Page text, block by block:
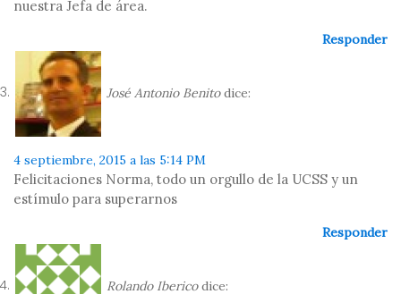
nuestra Jefa de área.
Responder
José Antonio Benito dice:
4 septiembre, 2015 a las 5:14 PM
Felicitaciones Norma, todo un orgullo de la UCSS y un
estímulo para superarnos
Responder
Rolando Iberico dice: